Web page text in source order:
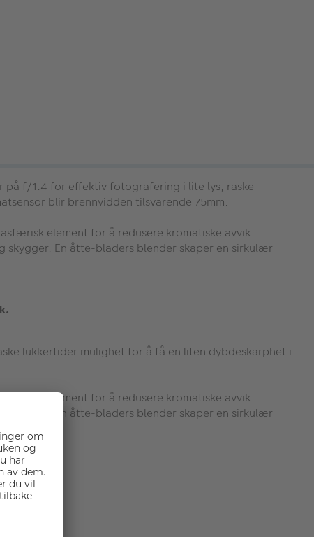
på f/1.4 for effektiv fotografering i lite lys, raske
blir brennvidden tilsvarende 75mm.
element for å redusere kromatiske avvik.
skygger. En åtte-bladers blender skaper en sirkulær
lukkertider mulighet for å få en liten dybdeskarphet i
element for å redusere kromatiske avvik.
skygger. En åtte-bladers blender skaper en sirkulær